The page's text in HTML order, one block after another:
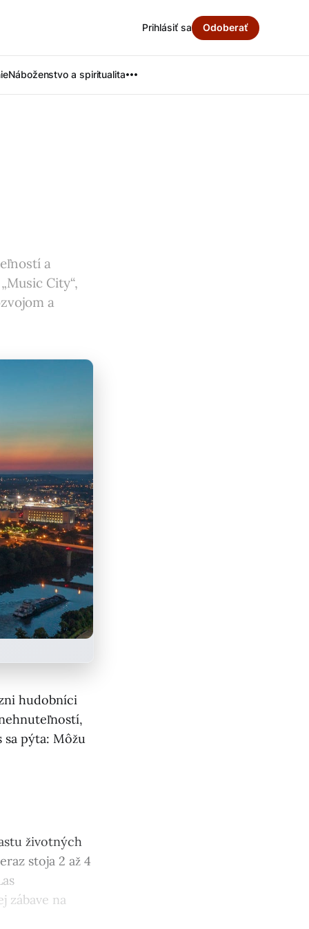
Náboženstvo a spiritualita
Prihlásiť sa Odoberať
a
City“,
a
hudobníci
pýta: Môžu
životných
stoja 2 až 4
zábave na